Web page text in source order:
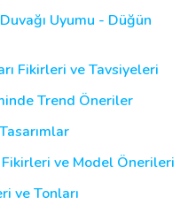
Uyumu - Düğün
Fikirleri ve Tavsiyeleri
Trend Öneriler
ve Model Önerileri
ve Tonları